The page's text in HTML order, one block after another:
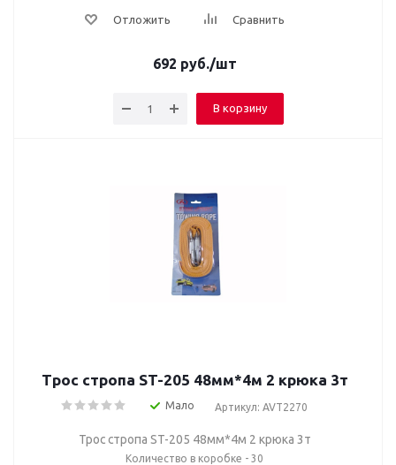
Отложить Сравнить
692 руб./шт
В корзину
Трос стропа ST-205 48мм*4м 2 крюка 3т
Мало Артикул: AVT2270
Трос стропа ST-205 48мм*4м 2 крюка 3т
Количество в коробке - 30